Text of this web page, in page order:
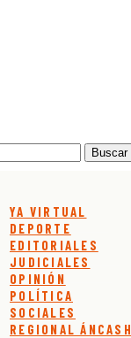
YA VIRTUAL
DEPORTE
EDITORIALES
JUDICIALES
OPINIÓN
POLÍTICA
SOCIALES
REGIONAL ÁNCASH